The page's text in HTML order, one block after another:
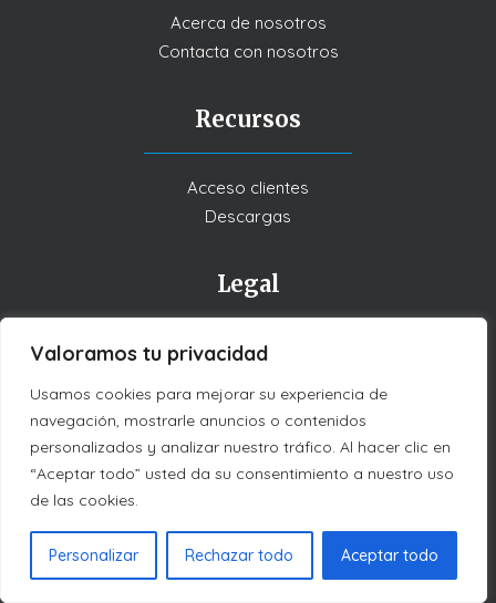
Valoramos tu privacidad
Usamos cookies para mejorar su experiencia de
navegación, mostrarle anuncios o contenidos
personalizados y analizar nuestro tráfico. Al hacer clic en
“Aceptar todo” usted da su consentimiento a nuestro uso
de las cookies.
Personalizar Rechazar todo Aceptar todo
Acerca de nosotros
Contacta con nosotros
Recursos
Acceso clientes
Descargas
Legal
Política de Privacidad